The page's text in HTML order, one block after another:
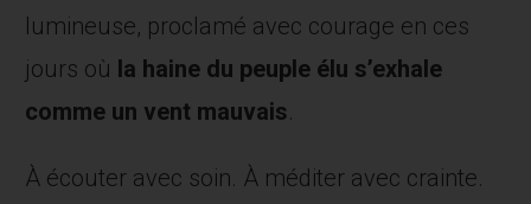
lumineuse, proclamé avec courage en ces
jours où la haine du peuple élu s’exhale
comme un vent mauvais.
À écouter avec soin. À méditer avec crainte.